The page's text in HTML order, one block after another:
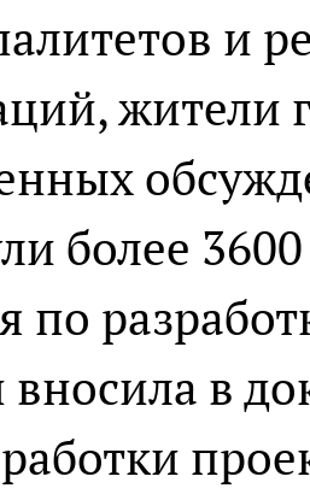
и
жители
более
по
вносила в